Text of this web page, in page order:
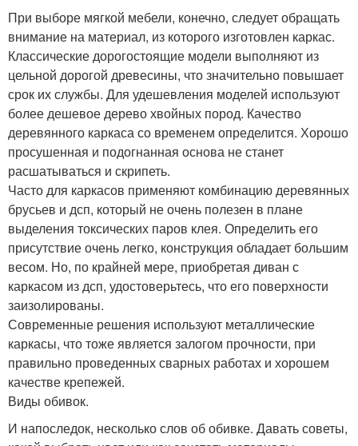
При выборе мягкой мебели, конечно, следует обращать
внимание на материал, из которого изготовлен каркас.
Классические дорогостоящие модели выполняют из
цельной дорогой древесины, что значительно повышает
срок их службы. Для удешевления моделей используют
более дешевое дерево хвойных пород. Качество
деревянного каркаса со временем определится. Хорошо
просушенная и подогнанная основа не станет
расшатываться и скрипеть.
Часто для каркасов применяют комбинацию деревянных
брусьев и дсп, который не очень полезен в плане
выделения токсических паров клея. Определить его
присутствие очень легко, конструкция обладает большим
весом. Но, по крайней мере, приобретая диван с
каркасом из дсп, удостоверьтесь, что его поверхности
заизолированы.
Современные решения используют металлические
каркасы, что тоже является залогом прочности, при
правильно проведенных сварных работах и хорошем
качестве крепежей.
Виды обивок.
И напоследок, несколько слов об обивке. Давать советы,